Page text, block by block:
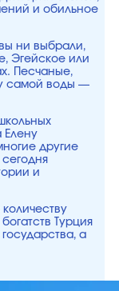
и обильное
ни выбрали,
Эгейское или
Песчаные,
самой воды —
Елену
другие
и
Турция
а